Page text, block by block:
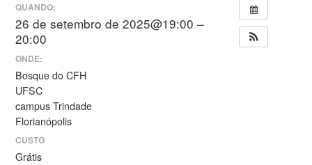
QUANDO:
26 de setembro de 2025@19:00 –
20:00
ONDE:
Bosque do CFH
UFSC
campus Trindade
Florianópolis
CUSTO
Grátis